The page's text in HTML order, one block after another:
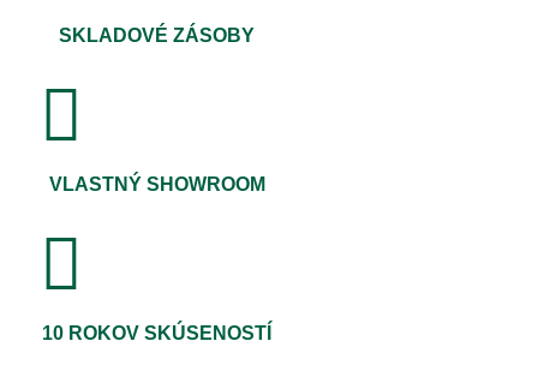
SKLADOVÉ ZÁSOBY
VLASTNÝ SHOWROOM
10 ROKOV SKÚSENOSTÍ